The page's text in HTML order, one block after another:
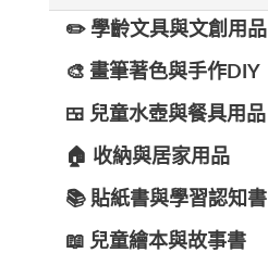
✏️ 學齡文具與文創用品
🎨 畫筆著色與手作DIY
🍱 兒童水壺與餐具用品
🏠 收納與居家用品
📚 貼紙書與學習認知書
📖 兒童繪本與故事書